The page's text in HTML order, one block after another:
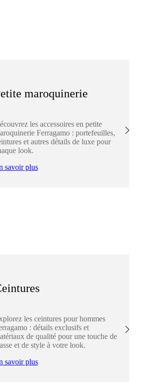
maroquinerie
les accessoires en petite
Ferragamo : portefeuilles,
et autres détails de luxe pour
look.
savoir plus
les ceintures pour hommes
: détails exclusifs et
de qualité pour une touche de
et de style à votre look.
savoir plus